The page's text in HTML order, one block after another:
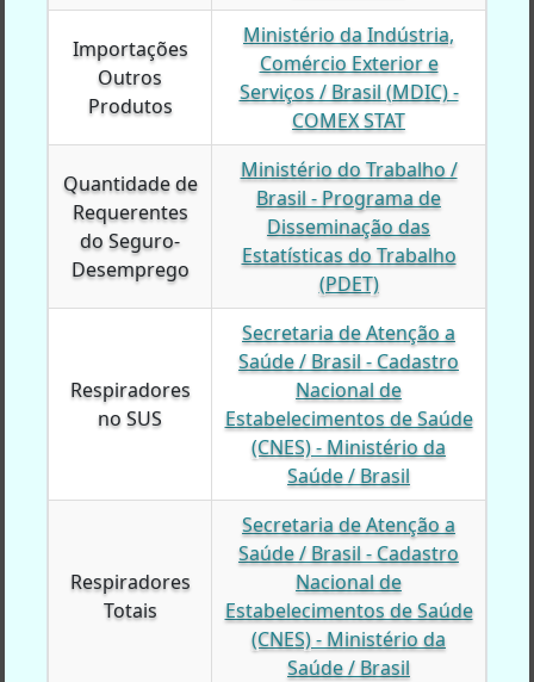
Importações
Outros
Produtos
Ministério da Indústria,
Comércio Exterior e
Serviços / Brasil (MDIC) -
COMEX STAT
Quantidade de
Requerentes
do Seguro-
Desemprego
Ministério do Trabalho /
Brasil - Programa de
Disseminação das
Estatísticas do Trabalho
(PDET)
Respiradores
no SUS
Secretaria de Atenção a
Saúde / Brasil - Cadastro
Nacional de
Estabelecimentos de Saúde
(CNES) - Ministério da
Saúde / Brasil
Respiradores
Totais
Secretaria de Atenção a
Saúde / Brasil - Cadastro
Nacional de
Estabelecimentos de Saúde
(CNES) - Ministério da
Saúde / Brasil
Importações
Outros
Produtos
Quantidade de
Requerentes
do Seguro-
Desemprego
Respiradores
no SUS
Respiradores
Totais